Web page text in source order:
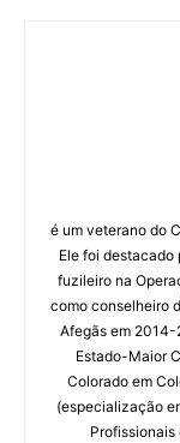
é um veterano do
Ele foi
fuzileiro na
como conselheiro
Afegãs em 2014-
Estado-Maior
Colorado em
(especialização
Profissionais